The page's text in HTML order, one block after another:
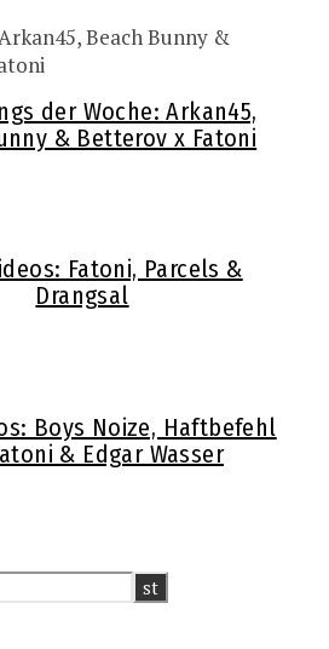
der Woche: Arkan45,
& Betterov x Fatoni
Fatoni, Parcels &
Drangsal
Boys Noize, Haftbefehl
& Edgar Wasser